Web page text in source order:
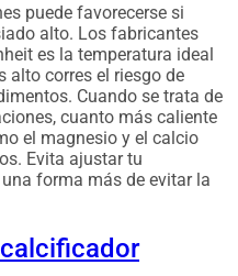
puede favorecerse si
alto. Los fabricantes
es la temperatura ideal
alto corres el riesgo de
Cuando se trata de
cuanto más caliente
el magnesio y el calcio
Evita ajustar tu
forma más de evitar la